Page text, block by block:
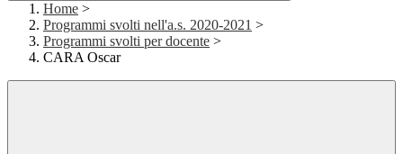
Home >
Programmi svolti nell'a.s. 2020-2021 >
Programmi svolti per docente >
CARA Oscar